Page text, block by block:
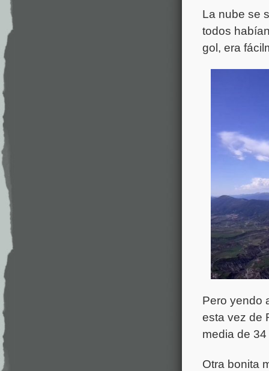
La nube se
todos
gol, era
Pero yendo
esta vez de
media de
Otra bonita